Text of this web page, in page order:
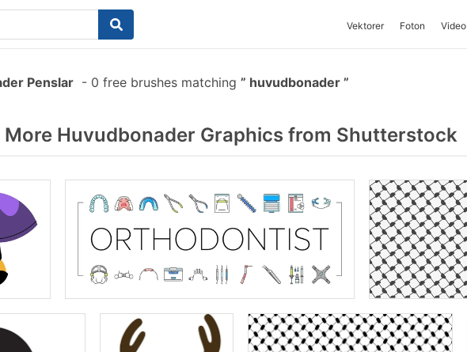
Vektorer Foton Video
Penslar - 0 free brushes matching huvudbonader
More Huvudbonader Graphics from Shutterstock